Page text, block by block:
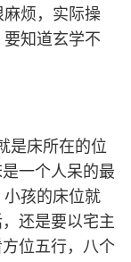
烦，实际操
知道玄学不
是床所在的位
一个人呆的最
孩的床位就
还是要以宅主
位五行，八个